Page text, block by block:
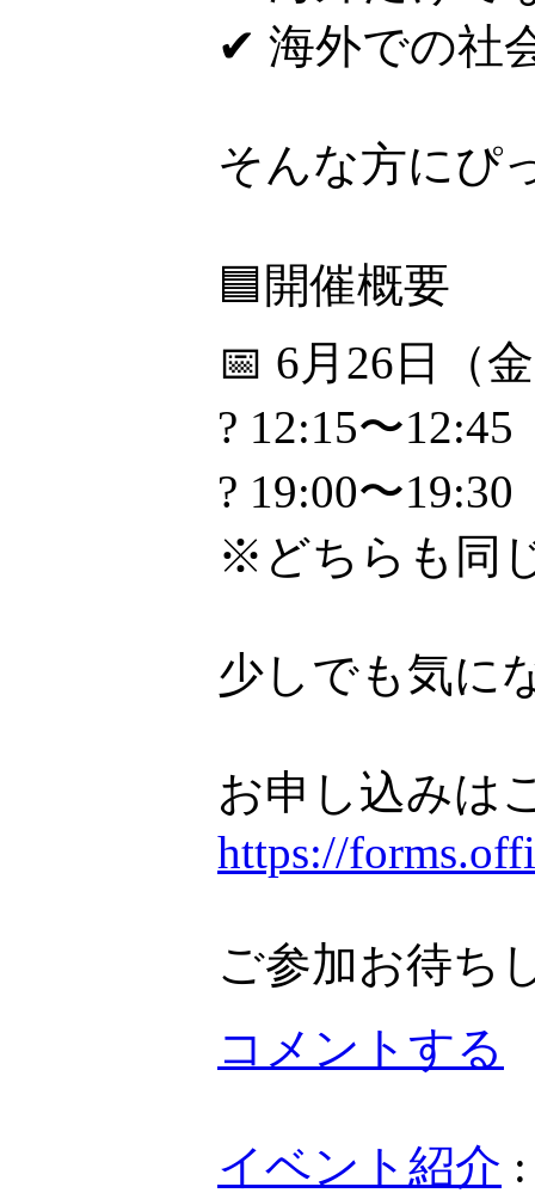
✔ 海外での社
そんな方にぴ
🟦開催概要
📅 6月26日（
? 12:15〜12:45
? 19:00〜19:30
※どちらも同
少しでも気に
お申し込みは
https://
ご参加お待ち
コメントする
イベント紹介